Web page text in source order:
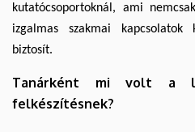
kutatócsoportoknál, ami
izgalmas szakmai
biztosít.
Tanárként mi volt a
felkészítésnek?